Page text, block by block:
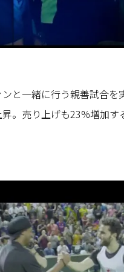
と一緒に行う親善試合を
。売り上げも23%増加